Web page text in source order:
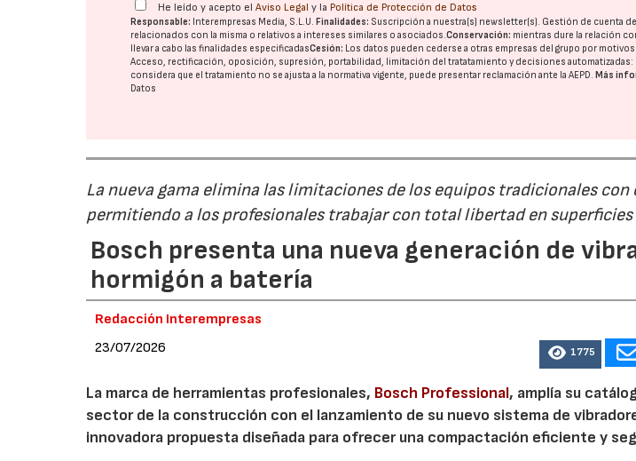
He leído y acepto elAviso Legal y la Política de Protección de Datos
Responsable: Interempresas Media, S.L.U. Finalidades: Suscripción a nuestra(s) newsletter(s). Gestión de cuenta
relacionados con la misma o relativos a intereses similares o asociados.Conservación: mientras dure la relación
llevar a cabo las finalidades especificadasCesión: Los datos pueden cederse a otras empresas del grupo por
Acceso, rectificación, oposición, supresión, portabilidad, limitación del tratatamiento y decisiones automatizadas:
considera que el tratamiento no se ajusta a la normativa vigente, puede presentar reclamación ante laAEPD. Más
Datos
La nueva gama elimina las limitaciones de los equipos tradicionales
permitiendo a los profesionales trabajar con total libertad en
Bosch presenta una nueva generación de
hormigón a batería
Redacción Interempresas
23/07/2026
1775
La marca de herramientas profesionales, Bosch Professional, amplía su
sector de la construcción con el lanzamiento de su nuevo sistema de
innovadora propuesta diseñada para ofrecer una compactación eficiente y